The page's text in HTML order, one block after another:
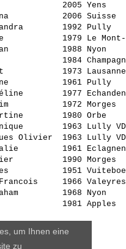
um Ihnen eine
zu
2005
Mana
2006
Sandra
1992
1979 Le
Nolan
1988
Marie
1984
Gerrit
1973
Nadine
1961
Céline
1977
Kim
1972
Martine
1980
1963
Olivier
1963 Lully
1961
Olivier
1990
1951
Francois
1966
Graham
1968